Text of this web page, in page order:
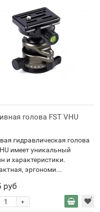
голова FST VHU
гидравлическая голова
имеет уникальный
и характеристики.
эргономи...
руб
+